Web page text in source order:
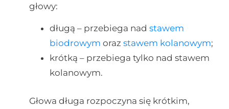
głowy:
długą – przebiega nad stawem
biodrowym oraz stawem kolanowym;
krótką – przebiega tylko nad stawem
kolanowym.
Głowa długa rozpoczyna się krótkim,